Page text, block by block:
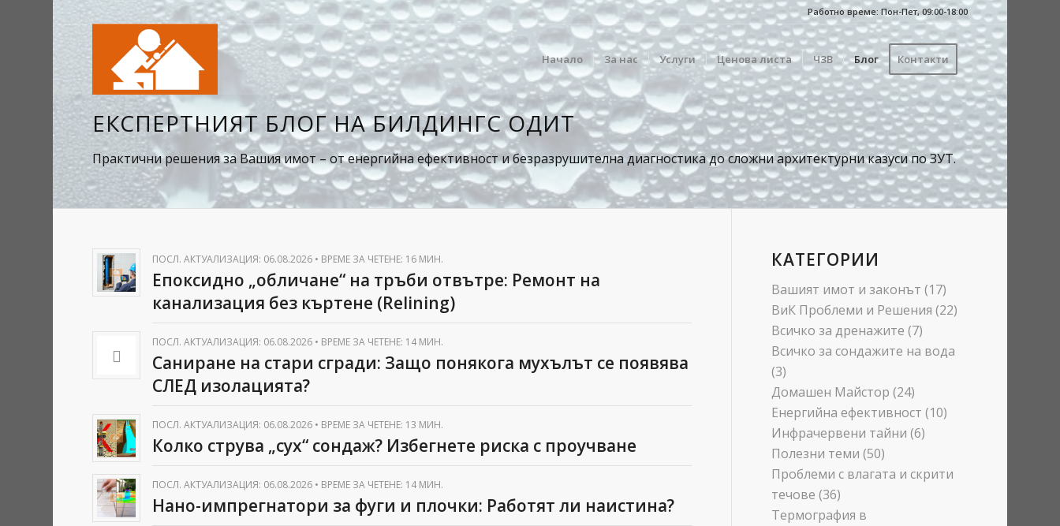
Работно време: Пон-Пет, 09:00-18:00
Начало За нас Услуги Ценова листа ЧЗВ Блог Контакти
ЕКСПЕРТНИЯТ БЛОГ НА БИЛДИНГС ОДИТ
Практични решения за Вашия имот – от енергийна ефективност и безразрушителна диагностика до сложни архитектурни казуси по ЗУТ.
ПОСЛ. АКТУАЛИЗАЦИЯ: 06.08.2026 • ВРЕМЕ ЗА ЧЕТЕНЕ: 16 МИН.
Епоксидно „обличане“ на тръби отвътре: Ремонт на
канализация без къртене (Relining)
ПОСЛ. АКТУАЛИЗАЦИЯ: 06.08.2026 • ВРЕМЕ ЗА ЧЕТЕНЕ: 14 МИН.
Саниране на стари сгради: Защо понякога мухълът се появява
СЛЕД изолацията?
ПОСЛ. АКТУАЛИЗАЦИЯ: 06.08.2026 • ВРЕМЕ ЗА ЧЕТЕНЕ: 13 МИН.
Колко струва „сух“ сондаж? Избегнете риска с проучване
ПОСЛ. АКТУАЛИЗАЦИЯ: 06.08.2026 • ВРЕМЕ ЗА ЧЕТЕНЕ: 14 МИН.
Нано-импрегнатори за фуги и плочки: Работят ли наистина?
КАТЕГОРИИ
Вашият имот и законът (17)
ВиК Проблеми и Решения (22)
Всичко за дренажите (7)
Всичко за сондажите на вода
(3)
Домашен Майстор (24)
Енергийна ефективност (10)
Инфрачервени тайни (6)
Полезни теми (50)
Проблеми с влагата и скрити
течове (36)
Термография в